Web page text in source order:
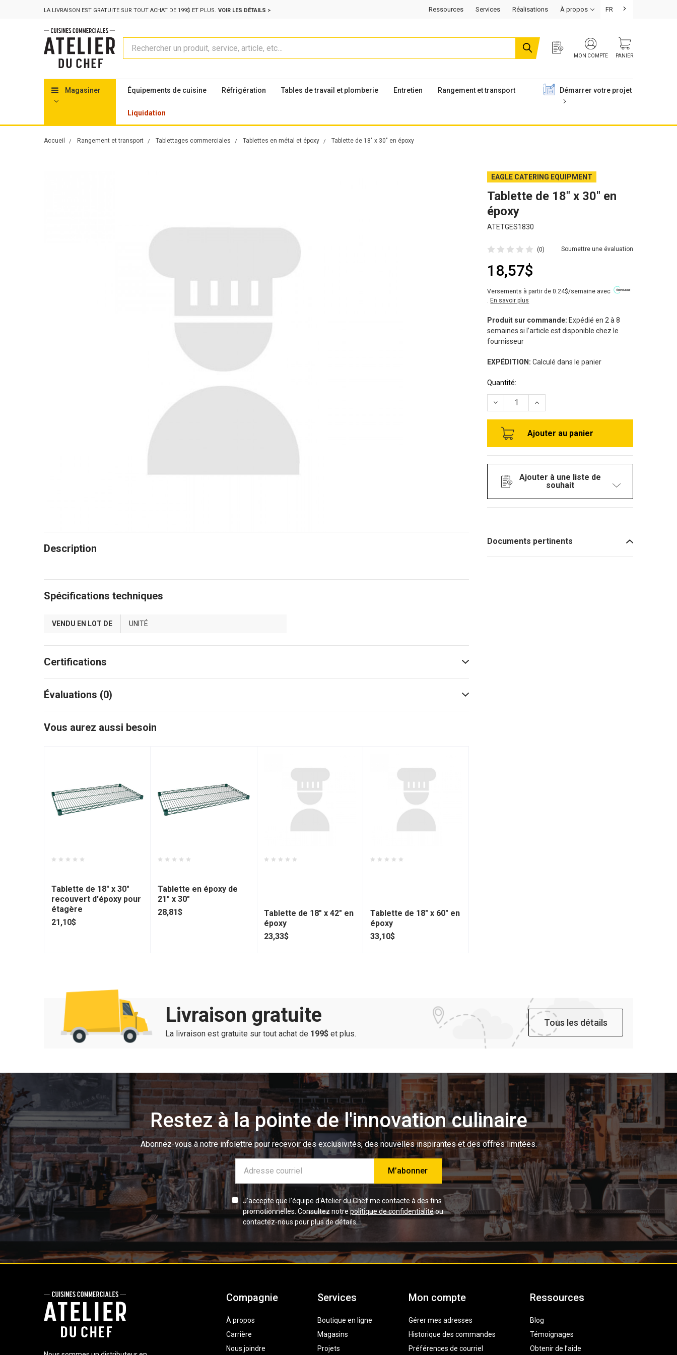
LA LIVRAISON EST GRATUITE SUR TOUT ACHAT DE 199$ ET PLUS. VOIR LES DÉTAILS > Ressources Services Réalisations À propos FR
MON COMPTE PANIER
Rechercher
Magasiner Équipements de cuisine Réfrigération Tables de travail et plomberie Entretien Rangement et transport
Liquidation
Démarrer votre projet
Accueil Rangement et transport Tablettages commerciales Tablettes en métal et époxy Tablette de 18" x 30" en époxy
EAGLE CATERING EQUIPMENT
Tablette de 18" x 30" en
époxy
ATETGES1830
(0) Soumettre une évaluation
18,57$
Versements à partir de 0.24$/semaine avec
.En savoir plus
Produit sur commande:Expédié en 2 à 8
semaines si l’article est disponible chez le
fournisseur
EXPÉDITION:Calculé dans le panier
Stock
disponible:
Quantité:
RÉDUIRE LA QUANTITÉ DE TABLETTE DE 18" X 30"
AUGMENTER LA QUANTITÉ DE
Ajouter à une liste de
souhait
Description
Spécifications techniques
VENDU EN LOT DE UNITÉ
Certifications
Évaluations (0)
Vous aurez aussi besoin
Tablette de 18" x 30"
recouvert d'époxy pour
étagère
21,10$
Tablette en époxy de
21" x 30"
28,81$
Tablette de 18" x 42" en
époxy
23,33$
Tablette de 18" x 60" en
époxy
33,10$
Documents pertinents
Livraison gratuite
La livraison est gratuite sur tout achat de 199$ et plus.
Tous les détails
Restez à la pointe de l'innovation culinaire
Abonnez-vous à notre infolettre pour recevoir des exclusivités, des nouvelles inspirantes et des offres limitées.
mail
J’accepte que l’équipe d'Atelier du Chef me contacte à des fins
promotionnelles. Consultez notrepolitique de confidentialitéou
contactez-nous pour plus de détails.
Compagnie
À propos
Carrière
Nous joindre
Services
Boutique en ligne
Magasins
Projets
Mon compte
Gérer mes adresses
Historique des commandes
Préférences de courriel
Ressources
Blog
Témoignages
Obtenir de l’aide